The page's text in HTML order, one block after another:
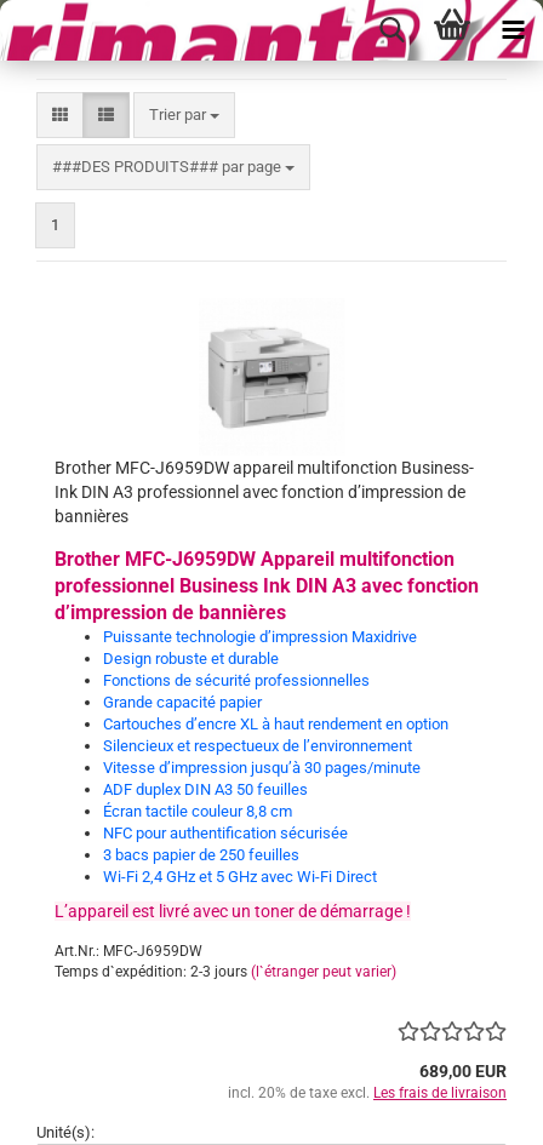
Trier par
Trier par
###DES PRODUITS### par page
###DES PRODUITS### par page
1
Brother MFC-J6959DW appareil multifonction Business-
Ink DIN A3 professionnel avec fonction d’impression de
bannières
Brother MFC-J6959DW Appareil multifonction
professionnel Business Ink DIN A3 avec fonction
d’impression de bannières
Puissante technologie d’impression Maxidrive
Design robuste et durable
Fonctions de sécurité professionnelles
Grande capacité papier
Cartouches d’encre XL à haut rendement en option
Silencieux et respectueux de l’environnement
Vitesse d’impression jusqu’à 30 pages/minute
ADF duplex DIN A3 50 feuilles
Écran tactile couleur 8,8 cm
NFC pour authentification sécurisée
3 bacs papier de 250 feuilles
Wi-Fi 2,4 GHz et 5 GHz avec Wi-Fi Direct
L’appareil est livré avec un toner de démarrage !
Art.Nr.: MFC-J6959DW
Temps d`expédition: 2-3 jours (l`étranger peut varier)
689,00 EUR
incl. 20% de taxe excl. Les frais de livraison
Unité(s):